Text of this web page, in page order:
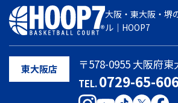
大阪・東大阪・堺
ル｜HOOP7
東大阪店 〒578-0955 大阪府
TEL.0729-65-